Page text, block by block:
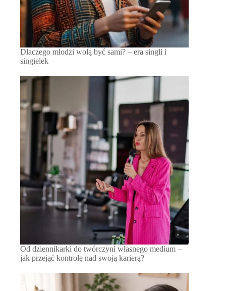
Dlaczego młodzi wolą być sami? – era singli i
singielek
Od dziennikarki do twórczyni własnego medium –
jak przejąć kontrolę nad swoją karierą?